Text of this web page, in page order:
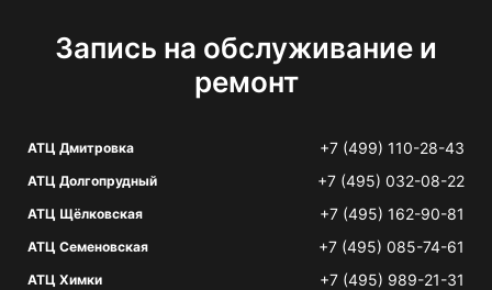
Запись на обслуживание и
ремонт
АТЦ Дмитровка +7 (499) 110-28-43
АТЦ Долгопрудный +7 (495) 032-08-22
АТЦ Щёлковская +7 (495) 162-90-81
АТЦ Семеновская +7 (495) 085-74-61
АТЦ Химки +7 (495) 989-21-31